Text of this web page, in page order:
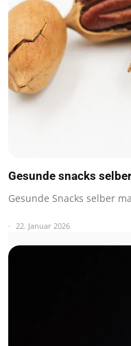
Gesunde snacks
Gesunde Snacks selber
22. Januar 2026